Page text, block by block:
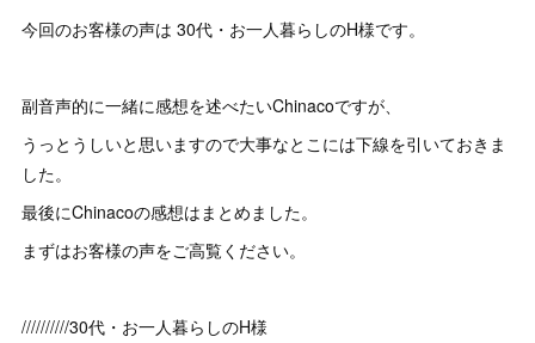
今回のお客様の声は 30代・お一人暮らしのH様です。
副音声的に一緒に感想を述べたいChinacoですが、
うっとうしいと思いますので大事なとこには下線を引いておきま
した。
最後にChinacoの感想はまとめました。
まずはお客様の声をご高覧ください。
//////////30代・お一人暮らしのH様